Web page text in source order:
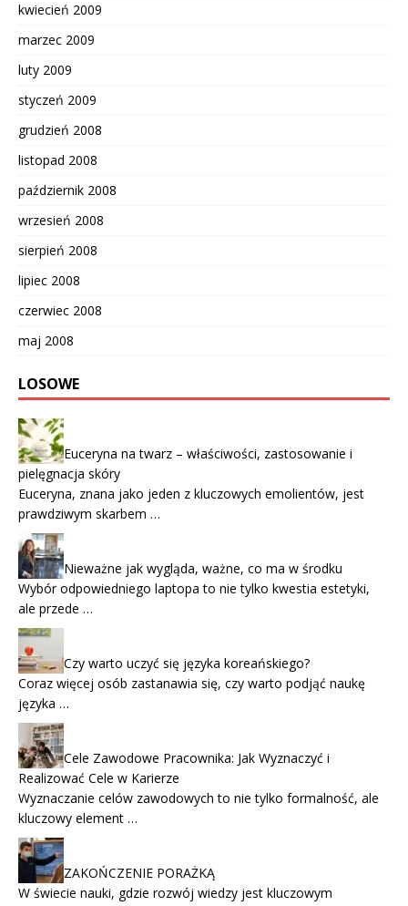
kwiecień 2009
marzec 2009
luty 2009
styczeń 2009
grudzień 2008
listopad 2008
październik 2008
wrzesień 2008
sierpień 2008
lipiec 2008
czerwiec 2008
maj 2008
LOSOWE
Euceryna na twarz – właściwości, zastosowanie i
pielęgnacja skóry
Euceryna, znana jako jeden z kluczowych emolientów, jest
prawdziwym skarbem …
Nieważne jak wygląda, ważne, co ma w środku
Wybór odpowiedniego laptopa to nie tylko kwestia estetyki,
ale przede …
Czy warto uczyć się języka koreańskiego?
Coraz więcej osób zastanawia się, czy warto podjąć naukę
języka …
Cele Zawodowe Pracownika: Jak Wyznaczyć i
Realizować Cele w Karierze
Wyznaczanie celów zawodowych to nie tylko formalność, ale
kluczowy element …
ZAKOŃCZENIE PORAŻKĄ
W świecie nauki, gdzie rozwój wiedzy jest kluczowym